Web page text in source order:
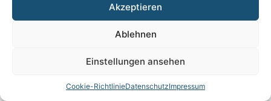
Akzeptieren
Ablehnen
Einstellungen ansehen
Cookie-RichtlinieDatenschutzImpressum